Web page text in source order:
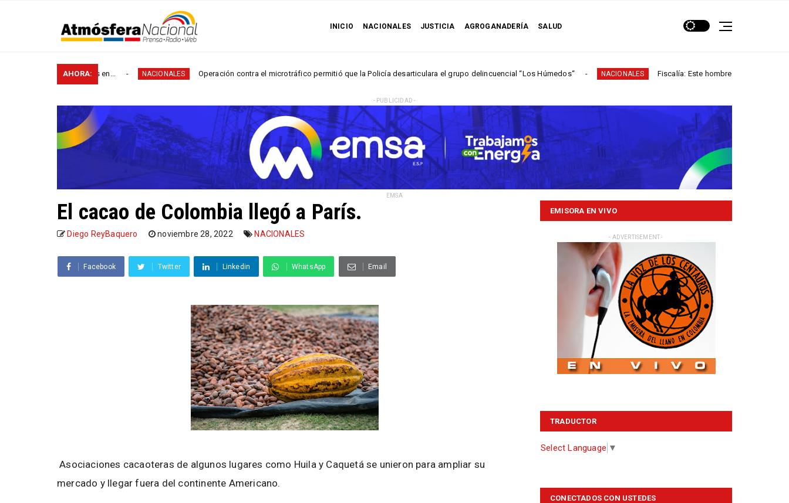
INICIO NACIONALES JUSTICIA AGROGANADERÍA SALUD
AHORA:
vías rurales en... NACIONALES Operación contra el microtráfico permitió que la Policía desarticulara el grupo delincuencial “Los Húmedos“ NACIONALES Fiscalía: Este hombre participó en más de 60
- PUBLICIDAD -
EMSA
El cacao de Colombia llegó a París.
Diego ReyBaquero noviembre 28, 2022 NACIONALES
Facebook Twitter Linkedin WhatsApp Email
Asociaciones cacaoteras de algunos lugares como Huila y Caquetá se unieron para ampliar su
mercado y llegar fuera del continente Americano.
EMISORA EN VIVO
- ADVERTISEMENT -
TRADUCTOR
Select Language ▼
CONECTADOS CON USTEDES